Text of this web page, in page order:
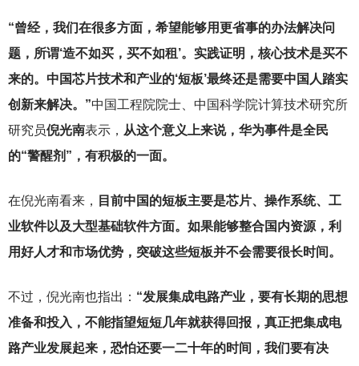
“曾经，我们在很多方面，希望能够用更省事的办法解决问
题，所谓‘造不如买，买不如租’。实践证明，核心技术是买不
来的。中国芯片技术和产业的‘短板’最终还是需要中国人踏实
创新来解决。”中国工程院院士、中国科学院计算技术研究所
研究员倪光南表示， 从这个意义上来说，华为事件是全民
的“警醒剂”，有积极的一面。
在倪光南看来，
目前中国的短板主要是芯片、操作系统、工
业软件以及大型基础软件方面。如果能够整合国内资源，利
用好人才和市场优势，突破这些短板并不会需要很长时间。
不过，倪光南也指出： “发展集成电路产业，要有长期的思想
准备和投入，不能指望短短几年就获得回报，真正把集成电
路产业发展起来，恐怕还要一二十年的时间，我们要有决